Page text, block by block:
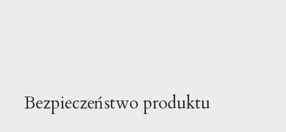
Bezpieczeństwo produktu